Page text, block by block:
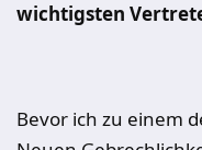
wichtigsten
Bevor ich zu einem